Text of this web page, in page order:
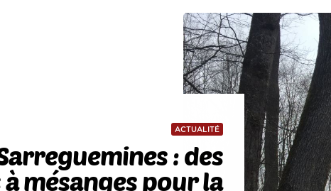
ACTUALITÉ
: des
mésanges pour la